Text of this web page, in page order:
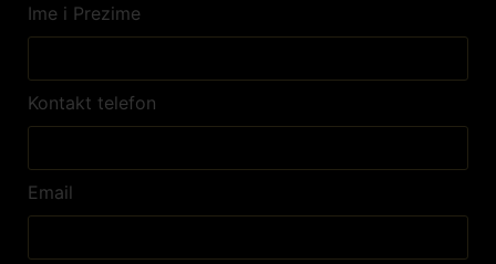
Ime i Prezime
Kontakt telefon
Email